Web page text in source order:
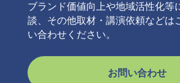
ブランド価値向上や地域活性化等
談、その他取材・講演依頼などは
い合わせください。
お問い合わせ